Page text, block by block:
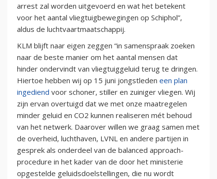
arrest zal worden uitgevoerd en wat het betekent
voor het aantal vliegtuigbewegingen op Schiphol”,
aldus de luchtvaartmaatschappij.
KLM blijft naar eigen zeggen “in samenspraak zoeken
naar de beste manier om het aantal mensen dat
hinder ondervindt van vliegtuiggeluid terug te dringen.
Hiertoe hebben wij op 15 juni jongstleden een plan
ingediend voor schoner, stiller en zuiniger vliegen. Wij
zijn ervan overtuigd dat we met onze maatregelen
minder geluid en CO2 kunnen realiseren mét behoud
van het netwerk. Daarover willen we graag samen met
de overheid, luchthaven, LVNL en andere partijen in
gesprek als onderdeel van de balanced approach-
procedure in het kader van de door het ministerie
opgestelde geluidsdoelstellingen, die nu wordt